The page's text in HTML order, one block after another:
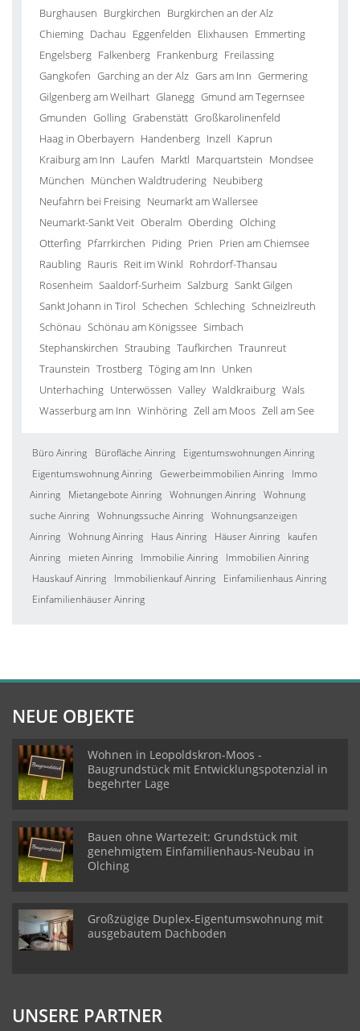
Burghausen Burgkirchen Burgkirchen an der Alz
Chieming Dachau Eggenfelden Elixhausen Emmerting
Engelsberg Falkenberg Frankenburg Freilassing
Gangkofen Garching an der Alz Gars am Inn Germering
Gilgenberg am Weilhart Glanegg Gmund am Tegernsee
Gmunden Golling Grabenstätt Großkarolinenfeld
Haag in Oberbayern Handenberg Inzell Kaprun
Kraiburg am Inn Laufen Marktl Marquartstein Mondsee
München München Waldtrudering Neubiberg
Neufahrn bei Freising Neumarkt am Wallersee
Neumarkt-Sankt Veit Oberalm Oberding Olching
Otterfing Pfarrkirchen Piding Prien Prien am Chiemsee
Raubling Rauris Reit im Winkl Rohrdorf-Thansau
Rosenheim Saaldorf-Surheim Salzburg Sankt Gilgen
Sankt Johann in Tirol Schechen Schleching Schneizlreuth
Schönau Schönau am Königssee Simbach
Stephanskirchen Straubing Taufkirchen Traunreut
Traunstein Trostberg Töging am Inn Unken
Unterhaching Unterwössen Valley Waldkraiburg Wals
Wasserburg am Inn Winhöring Zell am Moos Zell am See
Büro Ainring Bürofläche Ainring
Eigentumswohnungen Ainring
Eigentumswohnung Ainring Gewerbeimmobilien Ainring
Immo
Ainring
Mietangebote Ainring Wohnungen Ainring Wohnung
suche Ainring Wohnungssuche Ainring Wohnungsanzeigen
Ainring Wohnung Ainring Haus Ainring Häuser Ainring
kaufen
Ainring
mieten Ainring Immobilie Ainring
Immobilien Ainring
Hauskauf Ainring
Immobilienkauf Ainring
Einfamilienhaus Ainring
Einfamilienhäuser Ainring
NEUE OBJEKTE
Wohnen in Leopoldskron-Moos -
Baugrundstück mit Entwicklungspotenzial in
begehrter Lage
Bauen ohne Wartezeit: Grundstück mit
genehmigtem Einfamilienhaus-Neubau in
Olching
Großzügige Duplex-Eigentumswohnung mit
ausgebautem Dachboden
UNSERE PARTNER